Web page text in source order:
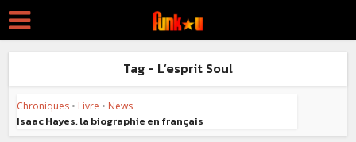
Tag - L’esprit Soul
Chroniques • Livre • News
Isaac Hayes, la biographie en français